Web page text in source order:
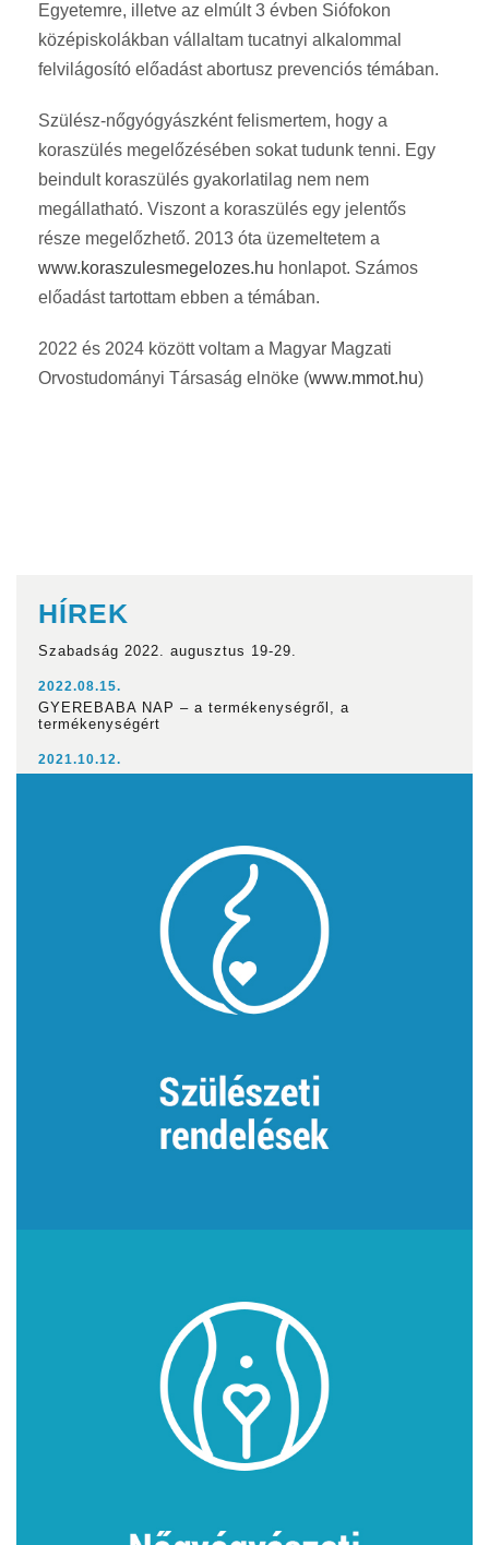
Egyetemre, illetve az elmúlt 3 évben Siófokon
középiskolákban vállaltam tucatnyi alkalommal
felvilágosító előadást abortusz prevenciós témában.
Szülész-nőgyógyászként felismertem, hogy a
koraszülés megelőzésében sokat tudunk tenni. Egy
beindult koraszülés gyakorlatilag nem nem
megállatható. Viszont a koraszülés egy jelentős
része megelőzhető. 2013 óta üzemeltetem a
www.koraszulesmegelozes.hu honlapot. Számos
előadást tartottam ebben a témában.
2022 és 2024 között voltam a Magyar Magzati
Orvostudományi Társaság elnöke (www.mmot.hu)
HÍREK
Szabadság 2022. augusztus 19-29.
2022.08.15.
GYEREBABA NAP – a termékenységről, a
termékenységért
2021.10.12.